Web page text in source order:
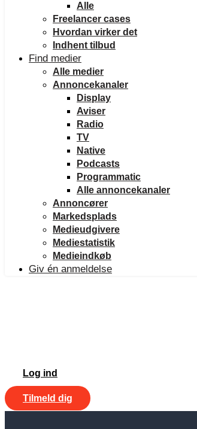
Alle
Freelancer cases
Hvordan virker det
Indhent tilbud
Find medier
Alle medier
Annoncekanaler
Display
Aviser
Radio
TV
Native
Podcasts
Programmatic
Alle annoncekanaler
Annoncører
Markedsplads
Medieudgivere
Mediestatistik
Medieindkøb
Giv én anmeldelse
Log ind
Tilmeld dig